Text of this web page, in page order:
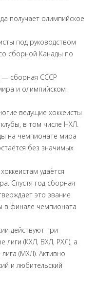
получает олимпийское
под руководством
сборной Канады по
— сборная СССР
и олимпийском
ведущие хоккеисты
в том числе НХЛ.
на чемпионате мира
без значимых
удаётся
Спустя год сборная
это звание
в финале чемпионата
действуют три
лиги (КХЛ, ВХЛ, РХЛ), а
(МХЛ). Активно
и любительский